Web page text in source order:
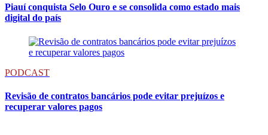
Piauí conquista Selo Ouro e se consolida como estado mais
digital do país
PODCAST
Revisão de contratos bancários pode evitar prejuízos e
recuperar valores pagos